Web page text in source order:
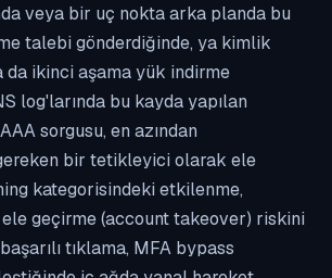
veya bir uç nokta arka planda bu
talebi gönderdiğinde, ya kimlik
da ikinci aşama yük indirme
log'larında bu kayda yapılan
sorgusu, en azından
bir tetikleyici olarak ele
kategorisindeki etkilenme,
geçirme (account takeover) riskini
tıklama, MFA bypass